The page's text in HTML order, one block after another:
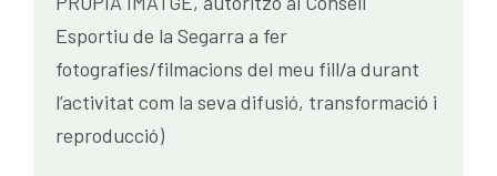
Esportiu de la Segarra a fer
fotografies/filmacions del meu fill/a durant
l’activitat com la seva difusió, transformació i
reproducció)